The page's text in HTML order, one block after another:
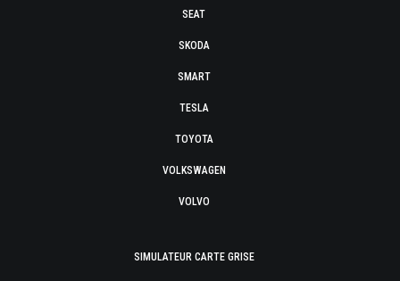
SEAT
SKODA
SMART
TESLA
TOYOTA
VOLKSWAGEN
VOLVO
SIMULATEUR CARTE GRISE